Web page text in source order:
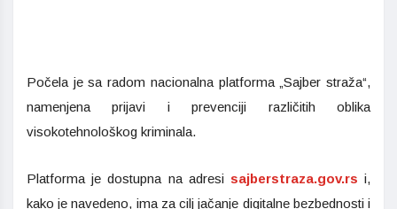
Počela je sa radom nacionalna platforma „Sajber straža“,
namenjena prijavi i prevenciji različitih oblika
visokotehnološkog kriminala.
Platforma je dostupna na adresi sajberstraza.gov.rs i,
kako je navedeno, ima za cilj jačanje digitalne bezbednosti i